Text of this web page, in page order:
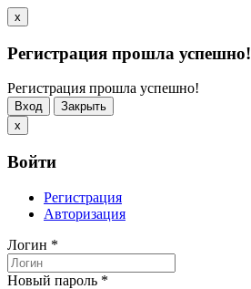
x
Регистрация прошла успешно!
Регистрация прошла успешно!
Вход
Закрыть
x
Войти
Регистрация
Авторизация
Логин *
Новый пароль *